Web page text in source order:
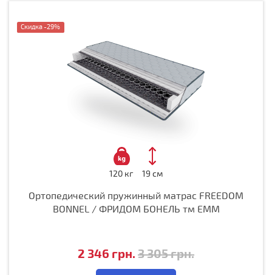
Скидка -29%
120 кг 19 см
Ортопедический пружинный матрас FREEDOM
BONNEL / ФРИДОМ БОНЕЛЬ тм ЕММ
2 346 грн. 3 305 грн.